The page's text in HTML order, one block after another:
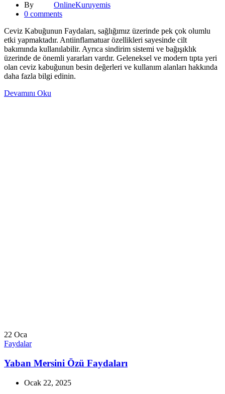
By
OnlineKuruyemis
0 comments
Ceviz Kabuğunun Faydaları, sağlığımız üzerinde pek çok olumlu
etki yapmaktadır. Antiinflamatuar özellikleri sayesinde cilt
bakımında kullanılabilir. Ayrıca sindirim sistemi ve bağışıklık
üzerinde de önemli yararları vardır. Geleneksel ve modern tıpta yeri
olan ceviz kabuğunun besin değerleri ve kullanım alanları hakkında
daha fazla bilgi edinin.
Devamını Oku
22 Oca
Faydalar
Yaban Mersini Özü Faydaları
Ocak 22, 2025